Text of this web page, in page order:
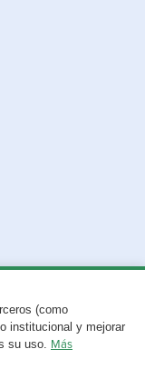
(como
institucional y mejorar
su uso. Más
aquí.